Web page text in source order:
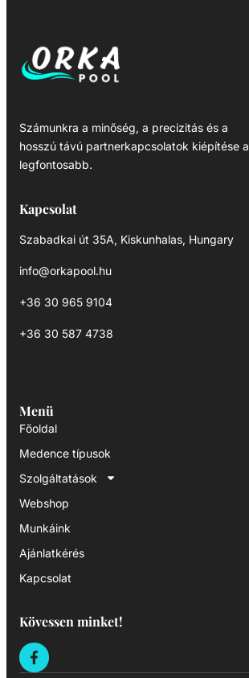
Számunkra a minőség, a precizitás és a
hosszú távú partnerkapcsolatok kiépítése a
legfontosabb.
Kapcsolat
Szabadkai út 35A, Kiskunhalas, Hungary
info@orkapool.hu
+36 30 965 9104
+36 30 587 4738
Menü
Főoldal
Medence típusok
Szolgáltatások
Webshop
Munkáink
Ajánlatkérés
Kapcsolat
Kövessen minket!